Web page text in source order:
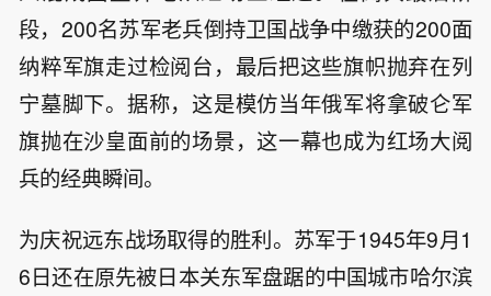
段，200名苏军老兵倒持卫国战争中缴获的200面
纳粹军旗走过检阅台，最后把这些旗帜抛弃在列
宁墓脚下。据称，这是模仿当年俄军将拿破仑军
旗抛在沙皇面前的场景，这一幕也成为红场大阅
兵的经典瞬间。
为庆祝远东战场取得的胜利。苏军于1945年9月1
6日还在原先被日本关东军盘踞的中国城市哈尔滨